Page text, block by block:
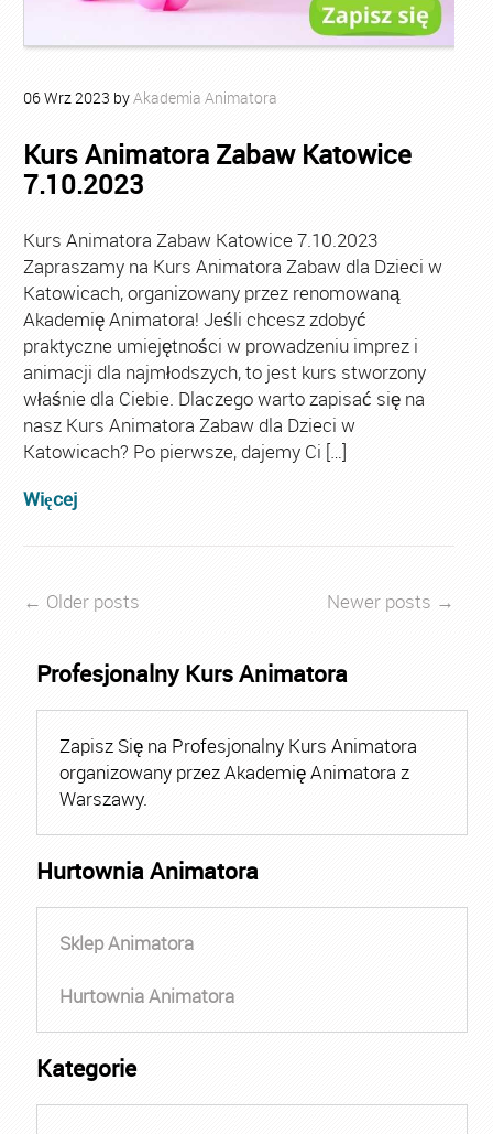
06Wrz2023 byAkademia Animatora
Kurs Animatora Zabaw Katowice
7.10.2023
Kurs Animatora Zabaw Katowice 7.10.2023
Zapraszamy na Kurs Animatora Zabaw dla Dzieci w
Katowicach, organizowany przez renomowaną
Akademię Animatora! Jeśli chcesz zdobyć
praktyczne umiejętności w prowadzeniu imprez i
animacji dla najmłodszych, to jest kurs stworzony
właśnie dla Ciebie. Dlaczego warto zapisać się na
nasz Kurs Animatora Zabaw dla Dzieci w
Katowicach? Po pierwsze, dajemy Ci […]
Więcej
← Older posts Newer posts →
Profesjonalny Kurs Animatora
Zapisz Się na Profesjonalny Kurs Animatora
organizowany przez Akademię Animatora z
Warszawy.
Hurtownia Animatora
Sklep Animatora
Hurtownia Animatora
Kategorie